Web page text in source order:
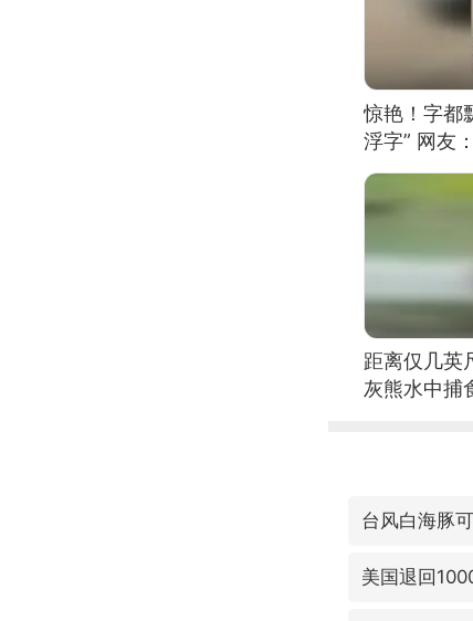
惊艳！字都
浮字” 网友
距离仅几英
灰熊水中捕
台风白海豚
美国退回